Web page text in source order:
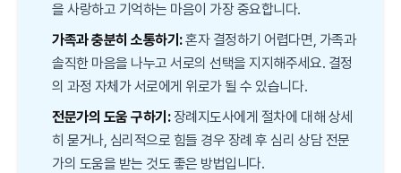
을 사랑하고 기억하는 마음이 가장 중요합니다.
가족과 충분히 소통하기:혼자 결정하기 어렵다면, 가족과
솔직한 마음을 나누고 서로의 선택을 지지해주세요. 결정
의 과정 자체가 서로에게 위로가 될 수 있습니다.
전문가의 도움 구하기:장례지도사에게 절차에 대해 상세
히 묻거나, 심리적으로 힘들 경우 장례 후 심리 상담 전문
가의 도움을 받는 것도 좋은 방법입니다.